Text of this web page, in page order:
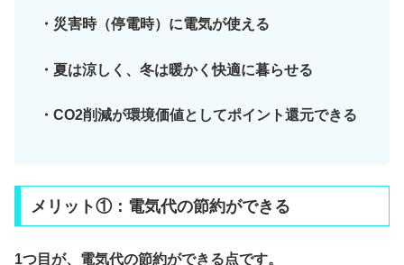
・災害時（停電時）に電気が使える
・夏は涼しく、冬は暖かく快適に暮らせる
・ CO2削減が環境価値としてポイント還元できる
メリット①：電気代の節約ができる
1つ目が、電気代の節約ができる点です。